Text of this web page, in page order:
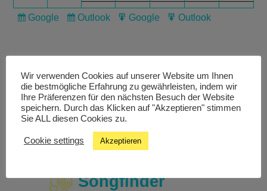
Subscribe
Google
Subscribe
Outlook
Export
Google
Export
Outlook
Livestream
Studiochat
Songfinder
Wir verwenden Cookies auf unserer Website um Ihnen
die bestmögliche Erfahrung zu gewährleisten, indem wir
Ihre Präferenzen für den nächsten Besuch der Website
speichern. Durch das Klicken auf "Akzeptieren" stimmen
Sie ALL diesen Cookies zu.
Cookie settings Akzeptieren